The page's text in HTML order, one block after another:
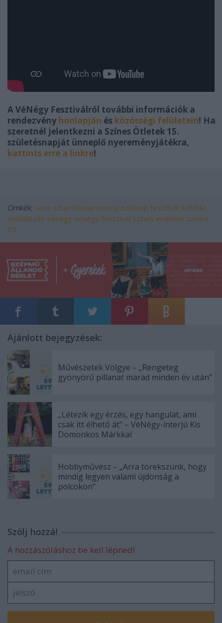
A VéNégy Fesztiválról további információk a
rendezvény honlapján és közösségi felületein! Ha
szeretnél jelentkezni a Színes Ötletek 15.
születésnapját ünneplő nyereményjátékra,
kattints erre a linkre!
Címkék: zene születésnap interjú szülinap fesztivál színház
múltidézés vénégy vénégy fesztivál színes emlékek színes
15
Ajánlott bejegyzések:
Művészetek Völgye – „Rengeteg
gyönyörű pillanat marad minden év után”
„Létezik egy érzés, egy hangulat, ami
csak itt élhető át” – VéNégy-interjú Kis
Domonkos Márkkal
Hobbyművész – „Arra törekszünk, hogy
mindig legyen valami újdonság a
polcokon”
Szólj hozzá!
A hozzászóláshoz be kell lépned!